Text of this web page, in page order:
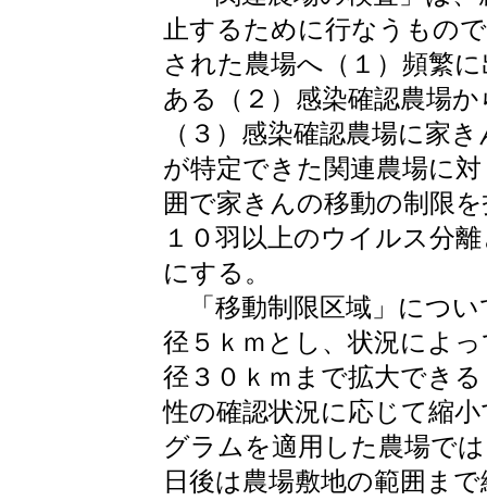
止するために行なうもの
された農場へ（１）頻繁
ある（２）感染確認農場
（３）感染確認農場に家
が特定できた関連農場に
囲で家きんの移動の制限
１０羽以上のウイルス分
にする。
「移動制限区域」につい
径５ｋｍとし、状況によ
径３０ｋｍまで拡大でき
性の確認状況に応じて縮
グラムを適用した農場で
日後は農場敷地の範囲ま